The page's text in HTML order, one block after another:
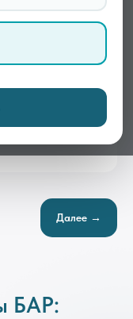
в нашей
Далее →
БАР: